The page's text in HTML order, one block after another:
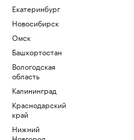
Екатеринбург
Новосибирск
Омск
Башкортостан
Вологодская
область
Калининград
Краснодарский
край
Нижний